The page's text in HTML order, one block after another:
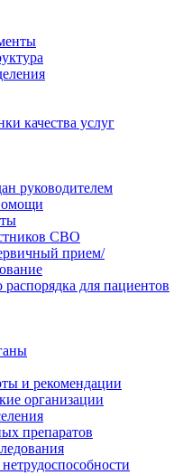
качества услуг
руководителем
СВО
прием/
для пациентов
и рекомендации
организации
препаратов